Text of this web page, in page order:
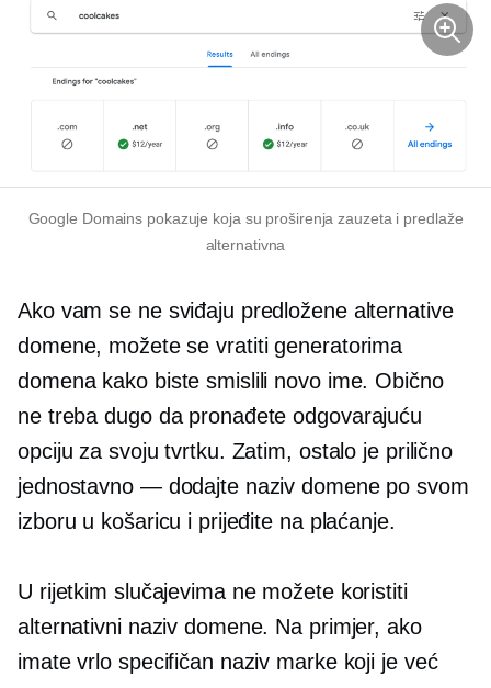
Google Domains pokazuje koja su proširenja zauzeta i predlaže
alternativna
Ako vam se ne sviđaju predložene alternative
domene, možete se vratiti generatorima
domena kako biste smislili novo ime. Obično
ne treba dugo da pronađete odgovarajuću
opciju za svoju tvrtku. Zatim, ostalo je prilično
jednostavno — dodajte naziv domene po svom
izboru u košaricu i prijeđite na plaćanje.
U rijetkim slučajevima ne možete koristiti
alternativni naziv domene. Na primjer, ako
imate vrlo specifičan naziv marke koji je već